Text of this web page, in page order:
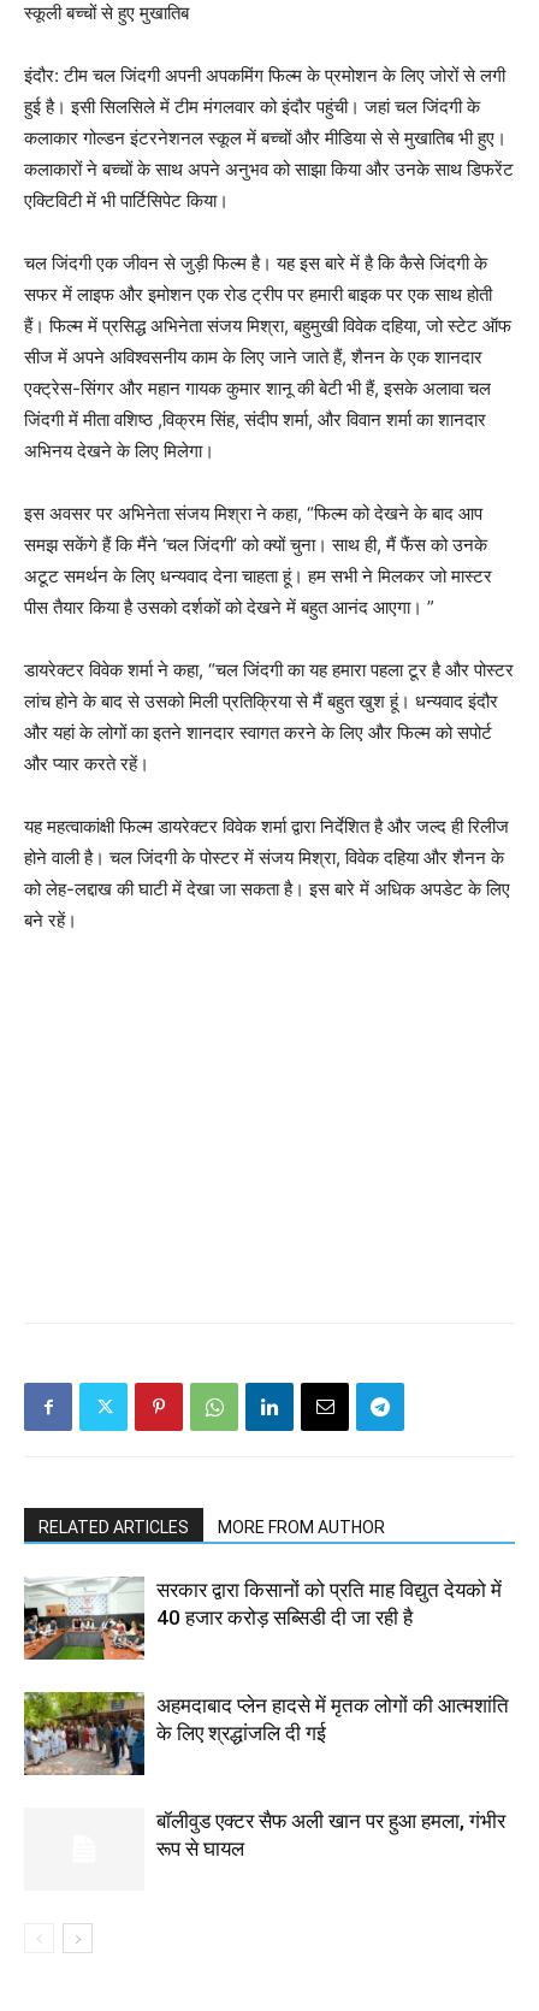
स्कूली बच्चों से हुए मुखातिब
इंदौर: टीम चल जिंदगी अपनी अपकमिंग फिल्म के प्रमोशन के लिए जोरों से लगी
हुई है। इसी सिलसिले में टीम मंगलवार को इंदौर पहुंची। जहां चल जिंदगी के
कलाकार गोल्डन इंटरनेशनल स्कूल में बच्चों और मीडिया से से मुखातिब भी हुए।
कलाकारों ने बच्चों के साथ अपने अनुभव को साझा किया और उनके साथ डिफरेंट
एक्टिविटी में भी पार्टिसिपेट किया।
चल जिंदगी एक जीवन से जुड़ी फिल्म है। यह इस बारे में है कि कैसे जिंदगी के
सफर में लाइफ और इमोशन एक रोड ट्रीप पर हमारी बाइक पर एक साथ होती
हैं। फिल्म में प्रसिद्ध अभिनेता संजय मिश्रा, बहुमुखी विवेक दहिया, जो स्टेट ऑफ
सीज में अपने अविश्वसनीय काम के लिए जाने जाते हैं, शैनन के एक शानदार
एक्ट्रेस-सिंगर और महान गायक कुमार शानू की बेटी भी हैं, इसके अलावा चल
जिंदगी में मीता वशिष्ठ ,विक्रम सिंह, संदीप शर्मा, और विवान शर्मा का शानदार
अभिनय देखने के लिए मिलेगा।
इस अवसर पर अभिनेता संजय मिश्रा ने कहा, “फिल्म को देखने के बाद आप
समझ सकेंगे हैं कि मैंने ‘चल जिंदगी’ को क्यों चुना। साथ ही, मैं फैंस को उनके
अटूट समर्थन के लिए धन्यवाद देना चाहता हूं। हम सभी ने मिलकर जो मास्टर
पीस तैयार किया है उसको दर्शकों को देखने में बहुत आनंद आएगा। ”
डायरेक्टर विवेक शर्मा ने कहा, “चल जिंदगी का यह हमारा पहला टूर है और पोस्टर
लांच होने के बाद से उसको मिली प्रतिक्रिया से मैं बहुत खुश हूं। धन्यवाद इंदौर
और यहां के लोगों का इतने शानदार स्वागत करने के लिए और फिल्म को सपोर्ट
और प्यार करते रहें।
यह महत्वाकांक्षी फिल्म डायरेक्टर विवेक शर्मा द्वारा निर्देशित है और जल्द ही रिलीज
होने वाली है। चल जिंदगी के पोस्टर में संजय मिश्रा, विवेक दहिया और शैनन के
को लेह-लद्दाख की घाटी में देखा जा सकता है। इस बारे में अधिक अपडेट के लिए
बने रहें।
RELATED ARTICLES MORE FROM AUTHOR
सरकार द्वारा किसानों को प्रति माह विद्युत देयको में
40 हजार करोड़ सब्सिडी दी जा रही है
अहमदाबाद प्लेन हादसे में मृतक लोगों की आत्मशांति
के लिए श्रद्धांजलि दी गई
बॉलीवुड एक्टर सैफ अली खान पर हुआ हमला, गंभीर
रूप से घायल